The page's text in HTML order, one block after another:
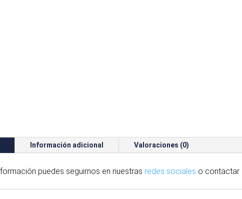
Información adicional Valoraciones (0)
puedes seguirnos en nuestras redes sociales o contactar